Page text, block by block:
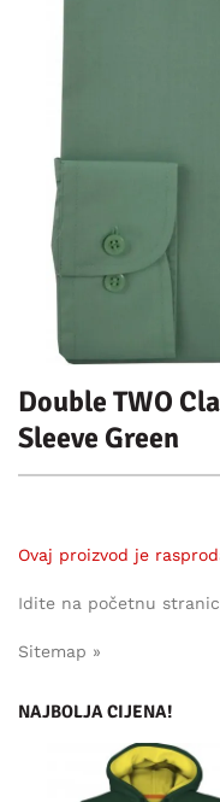
Double TWO
Sleeve Green
Ovaj proizvod je
Idite na početnu
Sitemap »
NAJBOLJA CIJENA!